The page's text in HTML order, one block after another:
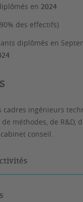
en 2024
des effectifs)
diplômés en
cadres ingénieurs
méthodes, de R&D,
conseil.